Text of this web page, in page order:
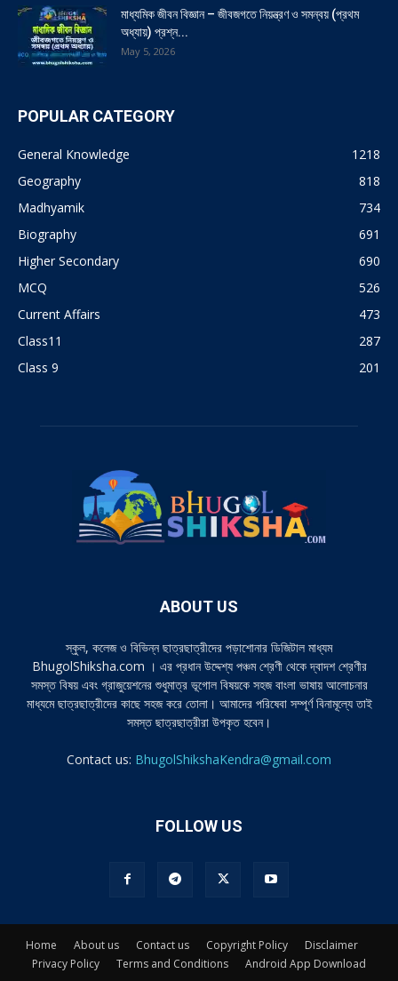
মাধ্যমিক জীবন বিজ্ঞান – জীবজগতে নিয়ন্ত্রণ ও সমন্বয় (প্রথম
অধ্যায়) প্রশ্ন...
May 5, 2026
POPULAR CATEGORY
General Knowledge
1218
Geography
818
Madhyamik
734
Biography
691
Higher Secondary
690
MCQ
526
Current Affairs
473
Class11
287
Class 9
201
ABOUT US
স্কুল, কলেজ ও বিভিন্ন ছাত্রছাত্রীদের পড়াশোনার ডিজিটাল মাধ্যম
BhugolShiksha.com । এর প্রধান উদ্দেশ্য পঞ্চম শ্রেণী থেকে দ্বাদশ শ্রেণীর
সমস্ত বিষয় এবং গ্রাজুয়েশনের শুধুমাত্র ভূগোল বিষয়কে সহজ বাংলা ভাষায় আলোচনার
মাধ্যমে ছাত্রছাত্রীদের কাছে সহজ করে তোলা। আমাদের পরিষেবা সম্পূর্ণ বিনামূল্যে তাই
সমস্ত ছাত্রছাত্রীরা উপকৃত হবেন।
Contact us: BhugolShikshaKendra@gmail.com
FOLLOW US
Home About us Contact us Copyright Policy
Disclaimer
Privacy Policy
Terms and Conditions Android App Download